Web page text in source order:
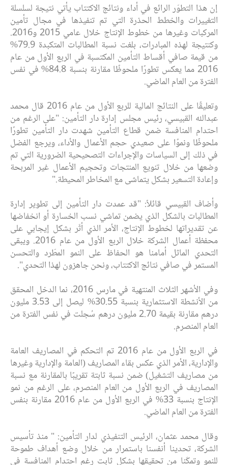
إن هذا التطوّر الرائع في أداء ونتائج الاكتتاب يأتي نتيجة لسلسلة
التغييرات والخطط الحذرة التي تم تنفيذها في مجال تأمين
المركبات وغيرها من خطوط الإنتاج خلال عامي 2015 و2016.
وكنتيجة لهذه المبادرات، بلغت نسبة المطالبات المتكبدة 79.9%
من قيمة صافي أقساط التأمين المكتسبة في الربع الأول من عام
2016 مما يعكس تطورًا ملحوظًا مقارنة بنسبة 84.8% في نفس
الفترة من العام الماضي.
وتعليقًا على النتائج المالية للربع الأول من عام 2016 قال محمد
عبدالله القبيسي، رئيس مجلس إدارة دار التأمين: "على الرغم من
احتدام المنافسة ضمن قطاع التأمين شهدت دار التأمين تطورًا
ملحوظًا ونموًا على صعيدي حجم الأعمال والأداء، ويرجع الفضل
في ذلك إلى السياسات والإجراءات التصحيحية الضرورية التي تم
وضعها من خلال تنويع المنتجات وتحجيم الأعمال غير المربحة
وإعادة التسعير بشكل يتماشى مع المخاطر المحيطة."
وأضاف القبيسي قائلاً: "قد عمدت دار التأمين إلى تطوير إدارة
المطالبات بالشكل الذي يضمن تماشي نسب الخسارة أو انخفاضها
عن تقديراتها لخطوط الإنتاج، الأمر الذي أثّر بشكل إيجابي على
محفظة أعمال الشركة خلال الربع الأول من عام 2016. ويبقى
التحدي الماثل أمامنا هو الحفاظ على النمو المطّرد والتحسن
المستمر في صافي نتائج الاكتتاب، ونحن جاهزون لهذا التحدي".
وفي الأشهر الثلاث المنتهية في مارس 2016، نما الدخل المحقق
من الأنشطة الاستثمارية بنسبة 30.55% ليصل إلى 3.53 مليون
درهم مقارنة بقيمة 2.70 مليون درهم سُجلت في نفس الفترة من
العام المنصرم.
في الربع الأول من عام 2016 تم التحكم في المصاريف العامة
والإدارية، الأمر الذي عكس بقاء المصاريف (العامة والإدارية وغيرها
من مصاريف التشغيل) ضمن نسبة ثابتة تقريبًا بالمقارنة مع نسبة
المصاريف في الربع الأول من العام المنصرم، على الرغم من نمو
الإنتاج بنسبة 33% في الربع الأول من عام 2016 مقارنة بنفس
الفترة من العام الماضي.
وقال محمد عثمان، الرئيس التنفيذي لدار التأمين: " منذ تأسيس
الشركة، تحدينا أنفسنا باستمرار من خلال وضع أهداف طموحة
للنمو وتمكّنا من تحقيقها بشكل ثابت رغم احتدام المنافسة في